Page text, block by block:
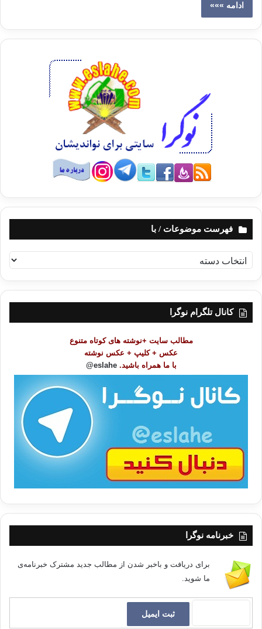
ادامه »»»
فهرست موضوعات / با
ه
ر
کانال تلگرام نوگرا
مطالب سایت +نوشته های کوتاه متنوع
عکس + کلیپ + عکس نوشته
با ما همراه باشید. eslahe@
خبرنامه نوگرا
برای دریافت و باخبر شدن از مطالب جدید مشترک خبرنامه‌ی
ما شوید.